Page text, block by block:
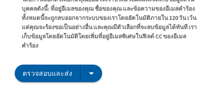
บุคคลดังนี้: ที่อยู่อีเมลของคุณ ชื่อของคุณ และข้อความของอีเมลคำร้อง
ทั้งหมดนี้จะถูกลบออกจากระบบของเราโดยอัตโนมัติภายใน 120 วัน เว้น
แต่คุณจะร้องขอเป็นอย่างอื่น และคุณมีตัวเลือกที่จะลบข้อมูลได้ทันที เรา
เก็บข้อมูลโดยอัตโนมัติโดยเพิ่มที่อยู่อีเมลพิเศษในฟิลด์ CC ของอีเมล
คำร้อง
ตรวจสอบและส่ง